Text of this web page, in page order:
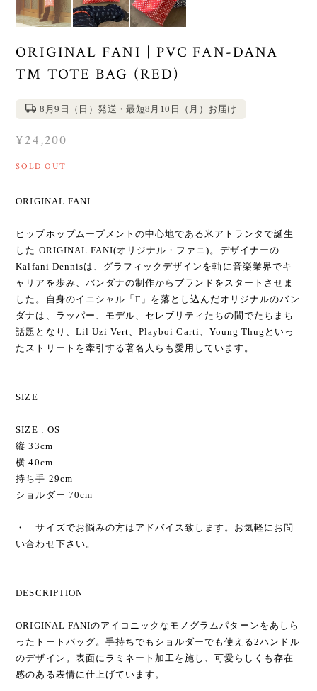
ORIGINAL FANI | PVC FAN-DANA
TM TOTE BAG (RED)
8月9日（日）発送・最短8月10日（月）お届け
¥24,200
SOLD OUT
ORIGINAL FANI
ヒップホップムーブメントの中心地である米アトランタで誕生
した ORIGINAL FANI(オリジナル・ファニ)。デザイナーの
Kalfani Dennisは、グラフィックデザインを軸に音楽業界でキ
ャリアを歩み、バンダナの制作からブランドをスタートさせま
した。自身のイニシャル「F」を落とし込んだオリジナルのバン
ダナは、ラッパー、モデル、セレブリティたちの間でたちまち
話題となり、Lil Uzi Vert、Playboi Carti、Young Thugといっ
たストリートを牽引する著名人らも愛用しています。
SIZE
SIZE : OS
縦 33cm
横 40cm
持ち手 29cm
ショルダー 70cm
・ サイズでお悩みの方はアドバイス致します。お気軽にお問
い合わせ下さい。
DESCRIPTION
ORIGINAL FANIのアイコニックなモノグラムパターンをあしら
ったトートバッグ。手持ちでもショルダーでも使える2ハンドル
のデザイン。表面にラミネート加工を施し、可愛らしくも存在
感のある表情に仕上げています。